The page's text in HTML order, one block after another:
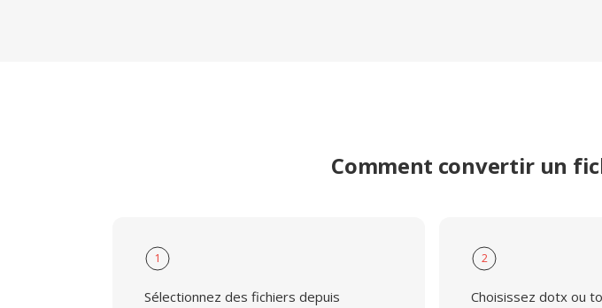
Comment convertir un
1
Sélectionnez des fichiers depuis
2
Choisissez dotx ou